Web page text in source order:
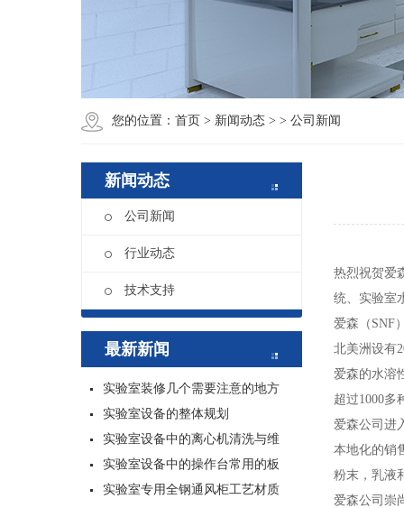
您的位置： 首页 > 新闻动态 > > 公司新闻
新闻动态
公司新闻
行业动态
技术支持
最新新闻
实验室装修几个需要注意的地方
实验室设备的整体规划
实验室设备中的离心机清洗与维
实验室设备中的操作台常用的板
实验室专用全钢通风柜工艺材质
热烈祝贺爱
统、实验室
爱森（SNF
北美洲设有
爱森的水溶
超过1000多
爱森公司进
本地化的销
粉末，乳液
爱森公司崇